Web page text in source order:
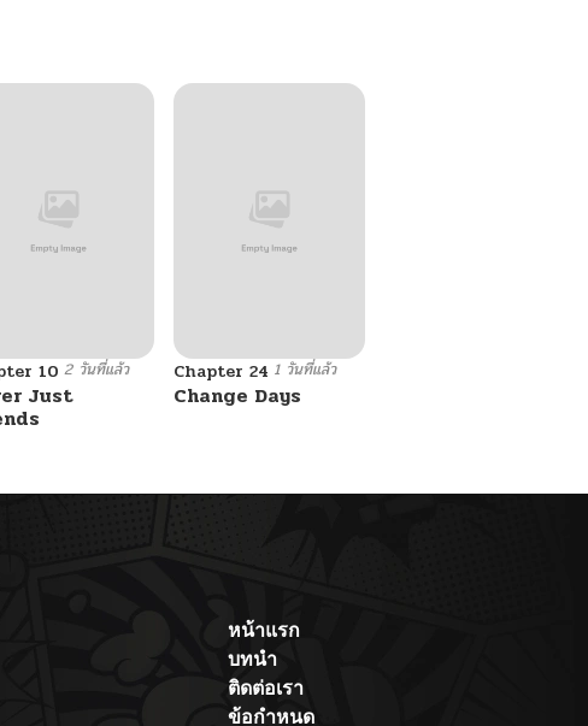
10 2 วันที่แล้ว
Just
Chapter 24 1 วันที่แล้ว
Change Days
หน้าแรก
บทนำ
ติดต่อเรา
ข้อกำหนด